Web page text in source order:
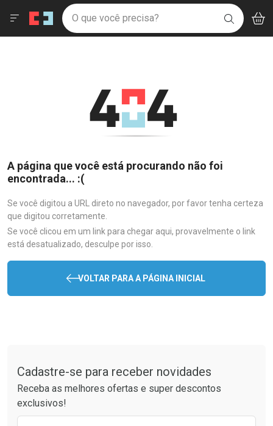
Drogaria São Paulo
Ir direto para a home
pela página
Ir direto para o conteúdo
Ir direto para a busca
Ir direto para o carrinho
Ir direto para o menu
Faça a sua busca
O que você precisa? BUSCAR
Menu
A página que você está procurando não foi
encontrada... :(
Se você digitou a URL direto no navegador, por favor tenha certeza
que digitou corretamente.
Se você clicou em um link para chegar aqui, provavelmente o link
está desatualizado, desculpe por isso.
VOLTAR PARA A PÁGINA INICIAL
Cadastre-se para receber novidades
Receba as melhores ofertas e super descontos
exclusivos!